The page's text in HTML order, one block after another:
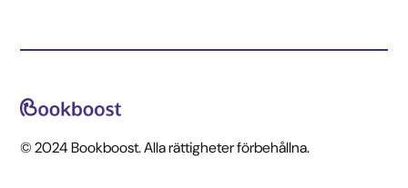
© 2024 Bookboost. Alla rättigheter förbehållna.